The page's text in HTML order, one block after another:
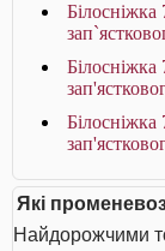
Білосніжка
Білосніжка
Білосніжка
Які
Найдорожчими